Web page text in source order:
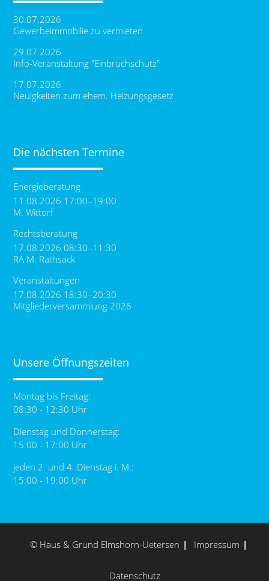
30.07.2026
Gewerbeimmobilie zu vermieten
29.07.2026
Info-Veranstaltung "Einbruchschutz"
17.07.2026
Neuigkeiten zum ehem. Heizungsgesetz
Die nächsten Termine
Energieberatung
11.08.2026 17:00–19:00
M. Wittorf
Rechtsberatung
17.08.2026 08:30–11:30
RA M. Rathsack
Veranstaltungen
17.08.2026 18:30–20:30
Mitgliederversammlung 2026
Unsere Öffnungszeiten
Montag bis Freitag:
08:30 - 12:30 Uhr
Dienstag und Donnerstag:
15:00 - 17:00 Uhr
jeden 2. und 4. Dienstag i. M.:
15:00 - 19:00 Uhr
© Haus & Grund Elmshorn-Uetersen Impressum
Datenschutz